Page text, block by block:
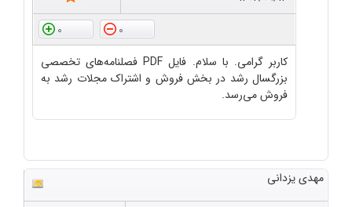
0
0
کاربر گرامی. با سلام. فایل PDF فصلنامه‌های تخصصی
بزرگسال رشد در بخش فروش و اشتراک مجلات رشد به
فروش می‌رسد.
مهدی یزدانی